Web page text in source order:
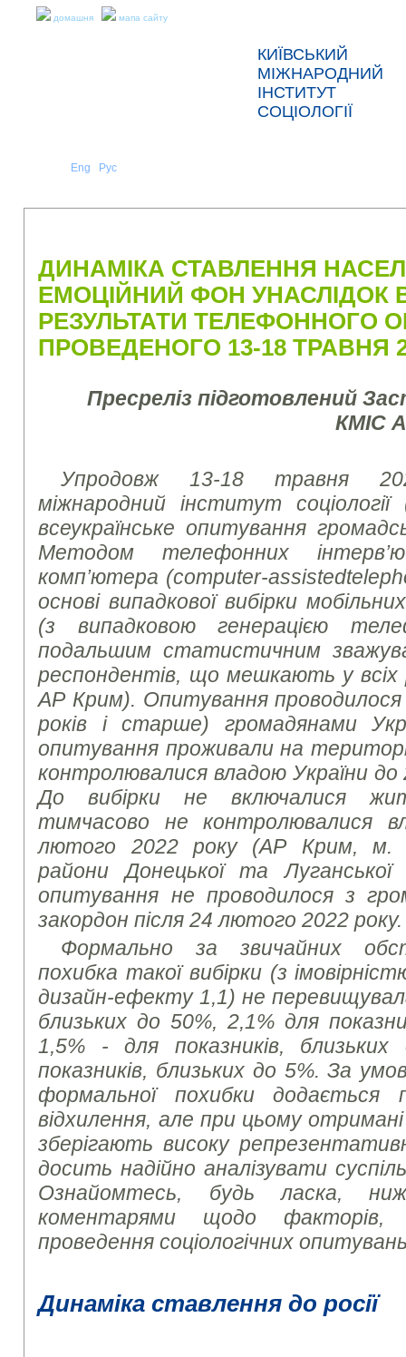
домашня мапа сайту
КИЇВСЬКИЙ
МІЖНАРОДНИЙ
ІНСТИТУТ
СОЦІОЛОГІЇ
Eng Рус
ДИНАМІКА СТАВЛЕННЯ
ЕМОЦІЙНИЙ ФОН УНАСЛІДОК
РЕЗУЛЬТАТИ ТЕЛЕФОННОГО
ПРОВЕДЕНОГО 13-18 ТРАВНЯ
Пресреліз підготовлений
КМІС
Упродовж 13-18 травня
міжнародний інститут
всеукраїнське опитування
Методом телефонних
комп’ютера (computer-assisted
основі випадкової вибірки
(з випадковою генерацією
подальшим статистичним
респондентів, що мешкають у всіх
АР Крим). Опитування проводилося
років і старше) громадянами
опитування проживали на
контролювалися владою України
До вибірки не включалися
тимчасово не контролювалися
лютого 2022 року (АР Крим, м.
райони Донецької та
опитування не проводилося з
закордон після 24 лютого 2022 року.
Формально за звичайних
похибка такої вибірки (з
дизайн-ефекту 1,1) не
близьких до 50%, 2,1% для
1,5% - для показників,
показників, близьких до 5%. За
формальної похибки додається
відхилення, але при цьому
зберігають високу
досить надійно аналізувати
Ознайомтесь, будь ласка,
коментарями щодо
проведення соціологічних
Динаміка ставлення до росії